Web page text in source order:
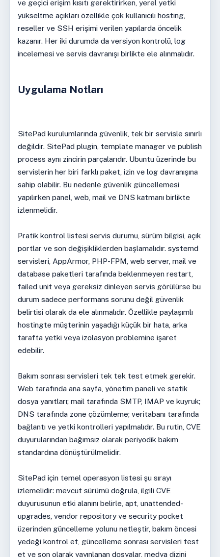
ve geçici erişim kısıtı gerektirirken, yerel yetki
yükseltme açıkları özellikle çok kullanıcılı hosting,
reseller ve SSH erişimi verilen yapılarda öncelik
kazanır. Her iki durumda da versiyon kontrolü, log
incelemesi ve servis davranışı birlikte ele alınmalıdır.
Uygulama Notları
SitePad kurulumlarında güvenlik, tek bir servisle sınırlı
değildir. SitePad plugin, template manager ve publish
process aynı zincirin parçalarıdır. Ubuntu üzerinde bu
servislerin her biri farklı paket, izin ve log davranışına
sahip olabilir. Bu nedenle güvenlik güncellemesi
yapılırken panel, web, mail ve DNS katmanı birlikte
izlenmelidir.
Pratik kontrol listesi servis durumu, sürüm bilgisi, açık
portlar ve son değişikliklerden başlamalıdır. systemd
servisleri, AppArmor, PHP-FPM, web server, mail ve
database paketleri tarafında beklenmeyen restart,
failed unit veya gereksiz dinleyen servis görülürse bu
durum sadece performans sorunu değil güvenlik
belirtisi olarak da ele alınmalıdır. Özellikle paylaşımlı
hostingte müşterinin yaşadığı küçük bir hata, arka
tarafta yetki veya izolasyon problemine işaret
edebilir.
Bakım sonrası servisleri tek tek test etmek gerekir.
Web tarafında ana sayfa, yönetim paneli ve statik
dosya yanıtları; mail tarafında SMTP, IMAP ve kuyruk;
DNS tarafında zone çözümleme; veritabanı tarafında
bağlantı ve yetki kontrolleri yapılmalıdır. Bu rutin, CVE
duyurularından bağımsız olarak periyodik bakım
standardına dönüştürülmelidir.
SitePad için temel operasyon listesi şu sırayı
izlemelidir: mevcut sürümü doğrula, ilgili CVE
duyurusunun etki alanını belirle, apt, unattended-
upgrades, vendor repository ve security pocket
üzerinden güncelleme yolunu netleştir, bakım öncesi
yedeği kontrol et, güncelleme sonrası servisleri test
et ve son olarak yayınlanan dosyalar, medya dizini